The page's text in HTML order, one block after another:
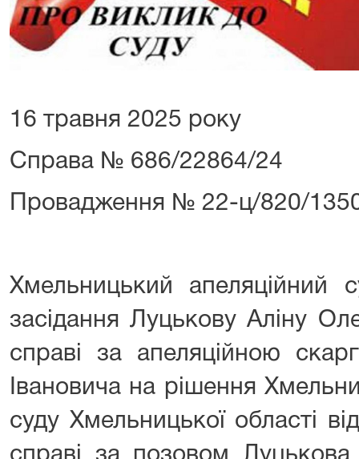
16 травня 2025 року
Справа № 686/22864/24
Провадження № 22-ц/820/
Хмельницький апеляційний
засідання Луцькову Аліну
справі за апеляційною
Івановича на рішення
суду Хмельницької області